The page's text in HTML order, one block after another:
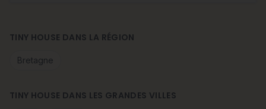
TINY HOUSE DANS LA RÉGION
Bretagne
TINY HOUSE DANS LES GRANDES VILLES